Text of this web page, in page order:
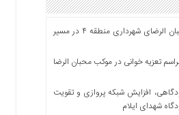
خدمات رسانی موکب محبان الرضای شهرداری منطقه ۴ در مسیر
تعزیه خوانی در موکب محبان الرضا
افزایش شبکه پروازی و تقویت
شهدای ایلام